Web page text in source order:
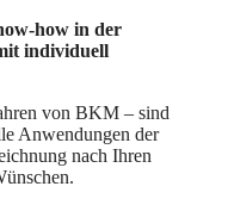
how in der
individuell
von BKM – sind
Anwendungen der
nach Ihren